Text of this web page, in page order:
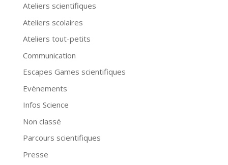
Ateliers scientifiques
Ateliers scolaires
Ateliers tout-petits
Communication
Escapes Games scientifiques
Evènements
Infos Science
Non classé
Parcours scientifiques
Presse